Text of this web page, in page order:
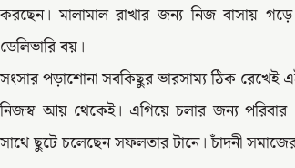
করছেন। মালামাল রাখার জন্য নিজ বাসায়
ডেলিভারি বয়।
সংসার পড়াশোনা সবকিছুর ভারসাম্য ঠিক রেখেই
নিজস্ব আয় থেকেই। এগিয়ে চলার জন্য পরিবার
সাথে ছুটে চলেছেন সফলতার টানে। চাঁদনী